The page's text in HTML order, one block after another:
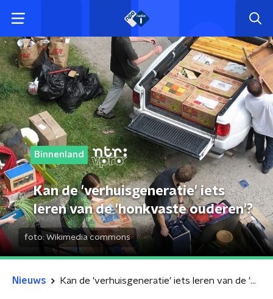
Binnenland
Kan de 'verhuisgeneratie' iets
leren van de 'honkvaste ouderen'?
foto: Wikimedia commons
Nieuws Kan de 'verhuisgeneratie' iets leren van de 'honkvaste ouderen'?